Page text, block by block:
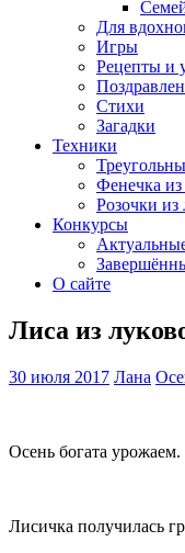
Для
Игры
Рецепты и
Стихи
Загадки
Техники
Фенечка из
Розочки из
Конкурсы
О сайте
Лиса из
30 июля 2017 Лана
Осень богата
Лисичка получилась